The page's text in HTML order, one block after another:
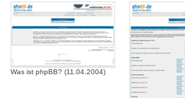
Was ist phpBB? (11.04.2004)